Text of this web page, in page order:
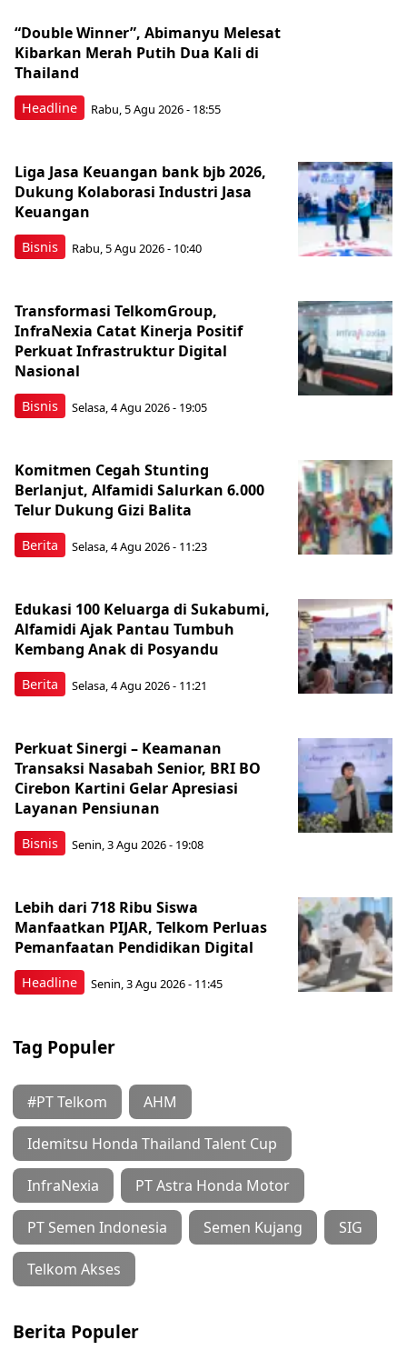
Headline
“Double Winner”, Abimanyu Melesat
Kibarkan Merah Putih Dua Kali di
Thailand
Rabu, 5 Agu 2026 - 18:55
Bisnis
Liga Jasa Keuangan bank bjb 2026,
Dukung Kolaborasi Industri Jasa
Keuangan
Rabu, 5 Agu 2026 - 10:40
Bisnis
Transformasi TelkomGroup,
InfraNexia Catat Kinerja Positif
Perkuat Infrastruktur Digital
Nasional
Selasa, 4 Agu 2026 - 19:05
Berita
Komitmen Cegah Stunting
Berlanjut, Alfamidi Salurkan 6.000
Telur Dukung Gizi Balita
Selasa, 4 Agu 2026 - 11:23
Berita
Edukasi 100 Keluarga di Sukabumi,
Alfamidi Ajak Pantau Tumbuh
Kembang Anak di Posyandu
Selasa, 4 Agu 2026 - 11:21
Bisnis
Perkuat Sinergi – Keamanan
Transaksi Nasabah Senior, BRI BO
Cirebon Kartini Gelar Apresiasi
Layanan Pensiunan
Senin, 3 Agu 2026 - 19:08
Headline
Lebih dari 718 Ribu Siswa
Manfaatkan PIJAR, Telkom Perluas
Pemanfaatan Pendidikan Digital
Senin, 3 Agu 2026 - 11:45
Tag Populer
#PT Telkom AHM
Idemitsu Honda Thailand Talent Cup
InfraNexia PT Astra Honda Motor
PT Semen Indonesia Semen Kujang SIG
Telkom Akses
Berita Populer